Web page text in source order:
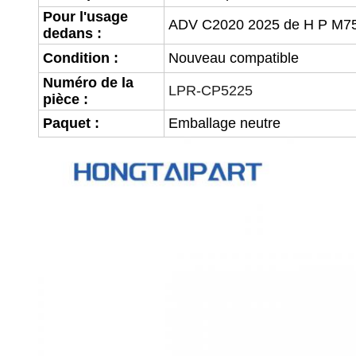
Pour l'usage
dedans :
ADV C2020 2025 de H P
Condition :
Nouveau compatible
Numéro de la
pièce :
LPR-CP5225
Paquet : Emballage neutre